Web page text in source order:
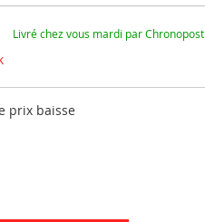
Livré chez vous mardi par
prix baisse